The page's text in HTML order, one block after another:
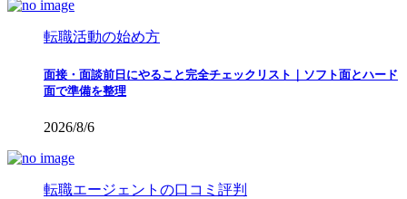
転職活動の始め方
面接・面談前日にやること完全チェックリスト｜ソフト面とハード
面で準備を整理
2026/8/6
転職エージェントの口コミ評判